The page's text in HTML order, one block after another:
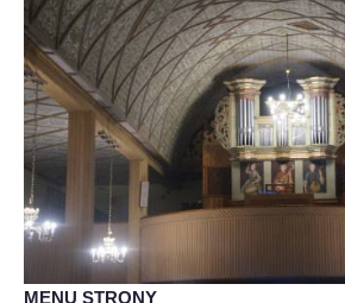
MENU STRONY